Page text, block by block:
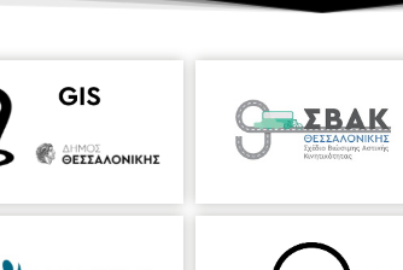
20:30, συναυλία «Έργα Ελλήνων συνθετών για